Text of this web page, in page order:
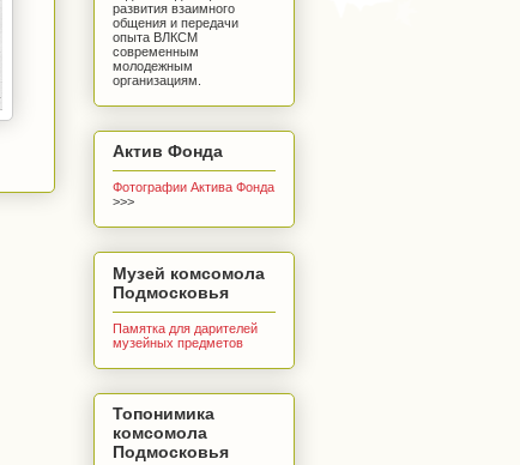
развития взаимного
общения и передачи
опыта ВЛКСМ
современным
молодежным
организациям.
Актив Фонда
Фотографии Актива Фонда
>>>
Музей комсомола
Подмосковья
Памятка для дарителей
музейных предметов
Топонимика
комсомола
Подмосковья